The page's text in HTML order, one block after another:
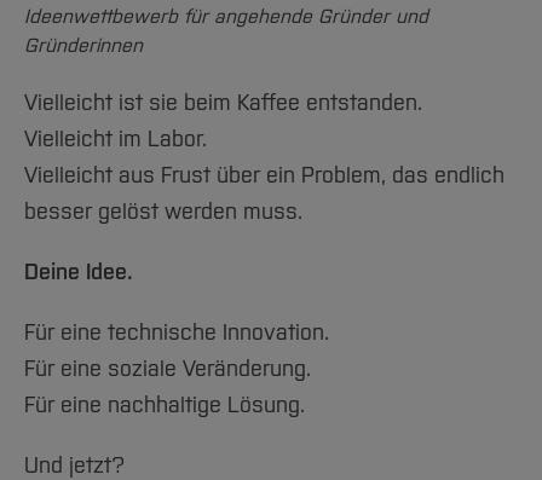
Arbeiten im FB G
Forschung und Projekte
International
Team
Service
Studiengänge
Studieninteressierte
Aktuelles
Studium
Fachgruppen
Forschung und Entwicklung
International
Team
Service
Amtliche Bekanntmachungen
Notfall-Infos
BO Shop
Familiengerechte Hochschule
Gleichstellung
Diskriminierungsfreie Hochschule
Vertretungen
Wahlen
Hochschulbibliothek
International Office
Medienzentrum
qed-Stiftung
Zentrale Studienberatung
Ideenwettbewerb für angehende Gründer und
Gründerinnen
Vielleicht ist sie beim Kaffee entstanden.
Vielleicht im Labor.
Vielleicht aus Frust über ein Problem, das endlich
besser gelöst werden muss.
Deine Idee.
Für eine technische Innovation.
Für eine soziale Veränderung.
Für eine nachhaltige Lösung.
Und jetzt?